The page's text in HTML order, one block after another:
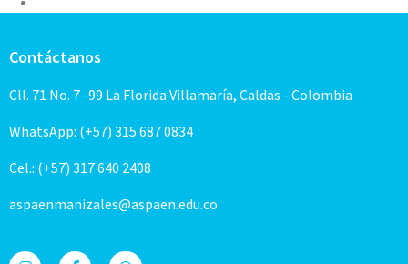
Contáctanos
Cll. 71 No. 7 -99 La Florida Villamaría, Caldas - Colombia
WhatsApp: (+57) 315 687 0834
Cel.: (+57) 317 640 2408
aspaenmanizales@aspaen.edu.co